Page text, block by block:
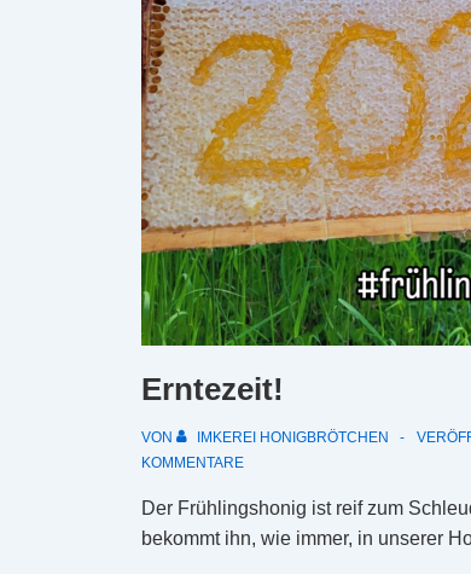
Erntezeit!
VON IMKEREI HONIGBRÖTCHEN
KOMMENTARE
Der Frühlingshonig ist reif zum
bekommt ihn, wie immer, in unserer